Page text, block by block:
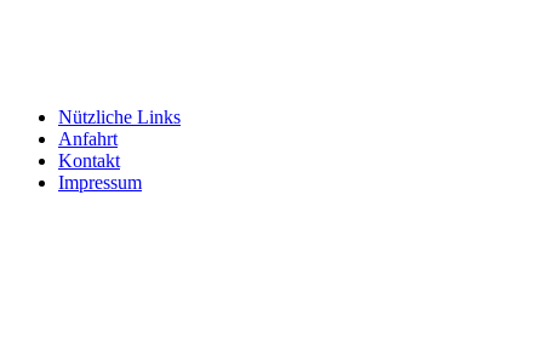
Nützliche Links
Anfahrt
Kontakt
Impressum